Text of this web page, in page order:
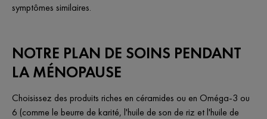
symptômes similaires.
NOTRE PLAN DE SOINS PENDANT
LA MÉNOPAUSE
Choisissez des produits riches en céramides ou en Oméga-3 ou
6 (comme le beurre de karité, l'huile de son de riz et l'huile de